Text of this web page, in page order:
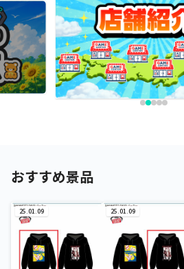
おすすめ景品
25.01.09 25.01.09